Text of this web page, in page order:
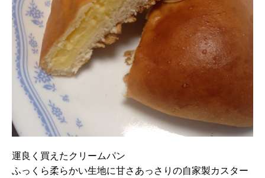
運良く買えたクリームパン
ふっくら柔らかい生地に甘さあっさりの自家製カスター